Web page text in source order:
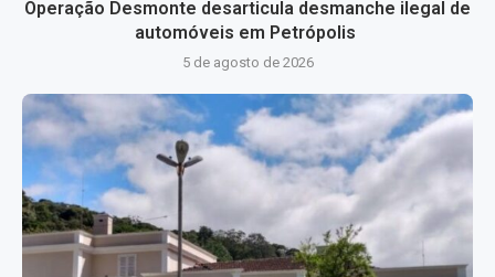
Operação Desmonte desarticula desmanche ilegal de
automóveis em Petrópolis
5 de agosto de 2026